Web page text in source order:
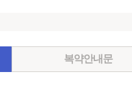
복약안내문